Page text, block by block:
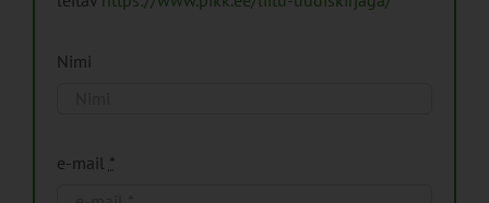
Nimi
e-mail *